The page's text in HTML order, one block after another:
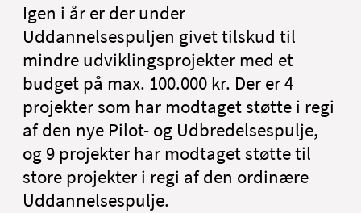
Igen i år er der under
Uddannelsespuljen givet tilskud til
mindre udviklingsprojekter med et
budget på max. 100.000 kr. Der er 4
projekter som har modtaget støtte i regi
af den nye Pilot- og Udbredelsespulje,
og 9 projekter har modtaget støtte til
store projekter i regi af den ordinære
Uddannelsespulje.